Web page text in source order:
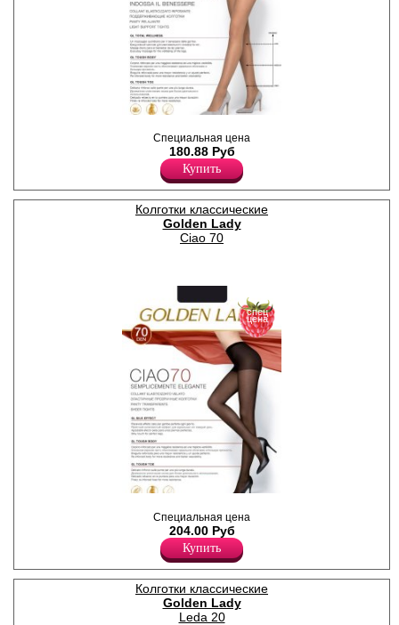
с поддерживающими
шортиками;
сформированная ступня,
уплотненный мысок,
ластовица.
Плотность 70ден
Полиамид 90%
Эластан 10%
Специальная цена
180.88 Руб
Купить
Колготки классические
Golden Lady
Ciao 70
уплотненными шортиками;
уплотненный мысок, без
ластовицы.
Плотность 70ден
Полиамид 88%
Эластан 12%
спец
цена
Специальная цена
204.00 Руб
Купить
Колготки классические
Golden Lady
Leda 20